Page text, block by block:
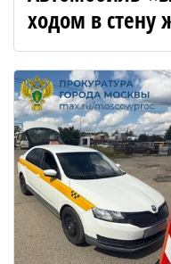
ходом в стену